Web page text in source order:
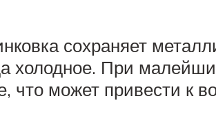
сохраняет
холодное. При
может привести к